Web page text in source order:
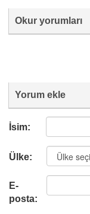
Okur yorumları
Yorum ekle
İsim:
Ülke:
E-
posta: